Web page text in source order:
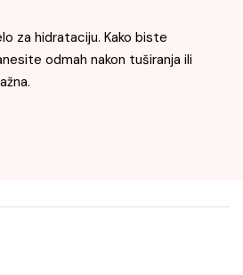
za hidrataciju. Kako biste
odmah nakon tuširanja ili